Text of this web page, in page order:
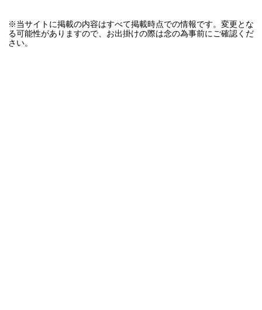
※当サイトに掲載の内容はすべて掲載時点での情報です。変更とな
る可能性がありますので、お出掛けの際は念の為事前にご確認くだ
さい。